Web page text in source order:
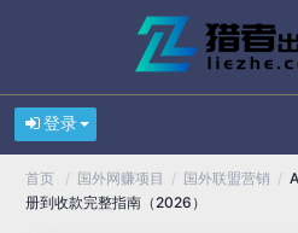
登录
首页 / 国外网赚项目 / 国外联盟营销 /
册到收款完整指南（2026）